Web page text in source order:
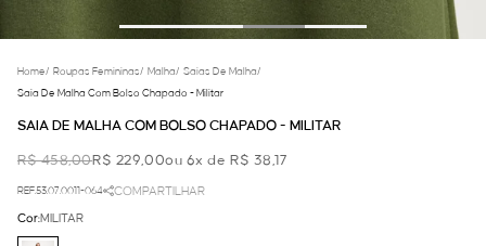
Home/ Roupas Femininas/ Malha/ Saias De Malha/
Saia De Malha Com Bolso Chapado - Militar
SAIA DE MALHA COM BOLSO CHAPADO - MILITAR
R$ 458,00R$ 229,00ou 6x de R$ 38,17
REF.53.07.0011-064 COMPARTILHAR
Cor:MILITAR